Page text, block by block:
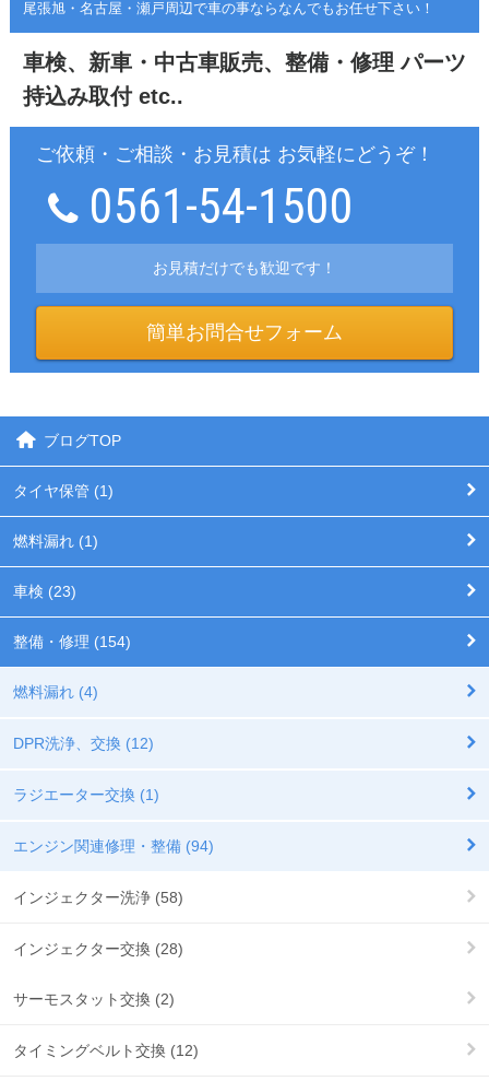
尾張旭・名古屋・瀬戸周辺で車の事ならなんでもお任せ下さい！
車検、新車・中古車販売、整備・修理 パーツ
持込み取付 etc..
ご依頼・ご相談・お見積は お気軽にどうぞ！
0561-54-1500
お見積だけでも歓迎です！
簡単お問合せフォーム
ブログTOP
タイヤ保管 (1)
燃料漏れ (1)
車検 (23)
整備・修理 (154)
燃料漏れ (4)
DPR洗浄、交換 (12)
ラジエーター交換 (1)
エンジン関連修理・整備 (94)
インジェクター洗浄 (58)
インジェクター交換 (28)
サーモスタット交換 (2)
タイミングベルト交換 (12)